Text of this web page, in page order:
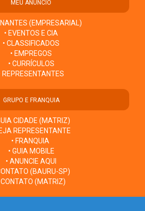
MEU ANÚNCIO
(EMPRESARIAL)
• EVENTOS E CIA
• CLASSIFICADOS
• EMPREGOS
• CURRÍCULOS
REPRESENTANTES
GRUPO E FRANQUIA
CIDADE (MATRIZ)
REPRESENTANTE
• FRANQUIA
• GUIA MOBILE
• ANUNCIE AQUI
(BAURU-SP)
CONTATO (MATRIZ)